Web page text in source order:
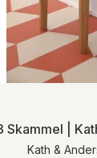
Skammel |
Kath &